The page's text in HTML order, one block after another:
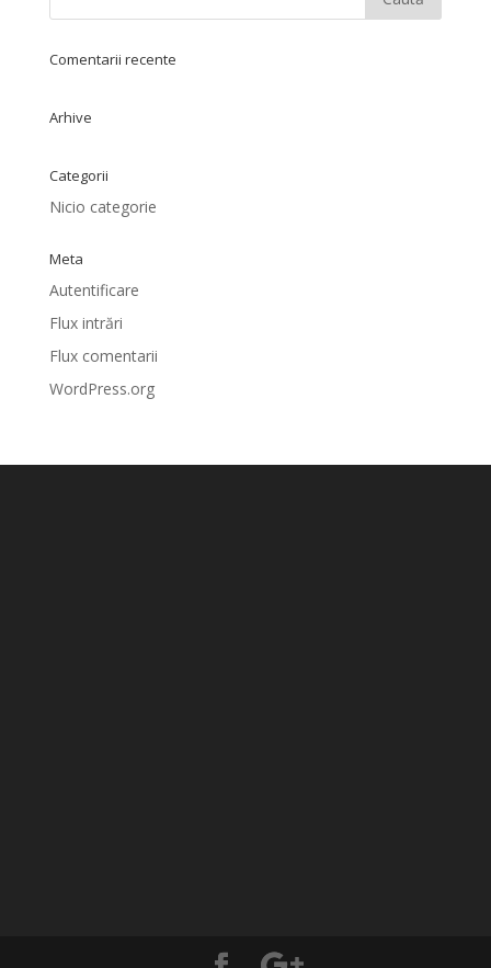
Comentarii recente
Arhive
Categorii
Nicio categorie
Meta
Autentificare
Flux intrări
Flux comentarii
WordPress.org